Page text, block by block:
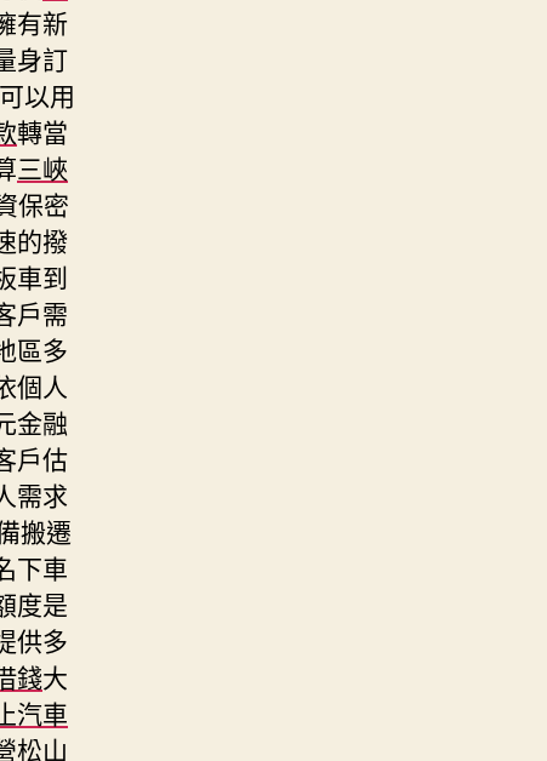
有新
身訂
可以用
轉當
三峽
保密
的撥
車到
戶需
區多
個人
金融
戶估
需求
搬遷
下車
度是
供多
錢大
汽車
松山